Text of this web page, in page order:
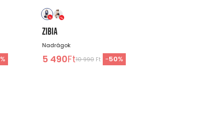
%
ZIBIA
Nadrágok
5 490Ft10 990Ft -50%